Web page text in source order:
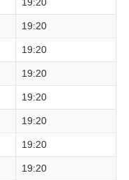
19:20
19:20
19:20
19:20
19:20
19:20
19:20